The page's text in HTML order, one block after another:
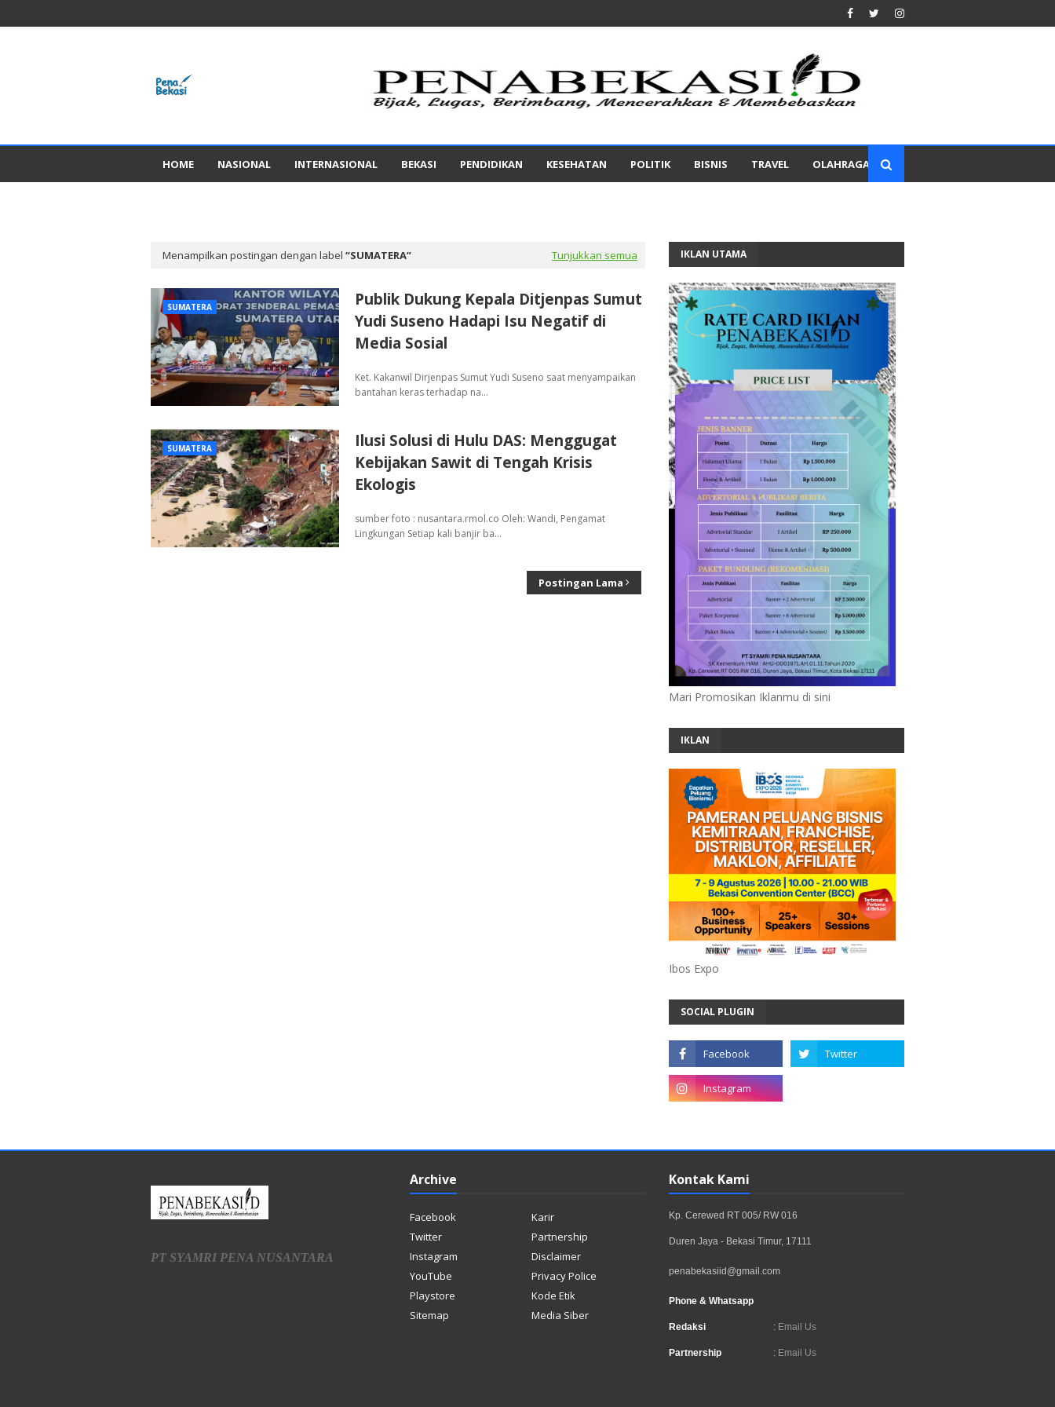
HOME NASIONAL INTERNASIONAL BEKASI PENDIDIKAN KESEHATAN POLITIK BISNIS TRAVEL OLAHRAGA
Menampilkan postingan dengan label SUMATERA Tunjukkan semua
SUMATERA
Publik Dukung Kepala Ditjenpas Sumut
Yudi Suseno Hadapi Isu Negatif di
Media Sosial
Ket. Kakanwil Dirjenpas Sumut Yudi Suseno saat menyampaikan
bantahan keras terhadap na…
SUMATERA
Ilusi Solusi di Hulu DAS: Menggugat
Kebijakan Sawit di Tengah Krisis
Ekologis
sumber foto : nusantara.rmol.co Oleh: Wandi, Pengamat
Lingkungan Setiap kali banjir ba…
Postingan Lama
IKLAN UTAMA
Mari Promosikan Iklanmu di sini
IKLAN
Ibos Expo
SOCIAL PLUGIN
PT SYAMRI PENA NUSANTARA
Archive
Facebook
Karir
Twitter
Partnership
Instagram
Disclaimer
YouTube
Privacy Police
Playstore
Kode Etik
Sitemap
Media Siber
Kontak Kami
Kp. Cerewed RT 005/ RW 016
Duren Jaya - Bekasi Timur, 17111
penabekasiid@gmail.com
Phone & Whatsapp
Redaksi : Email Us
Partnership : Email Us